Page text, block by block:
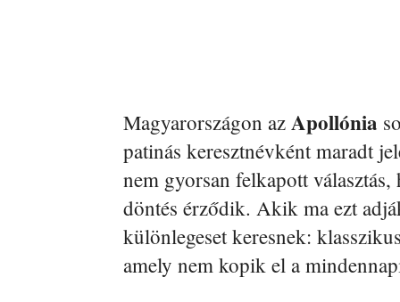
Magyarországon az Apollónia
patinás keresztnévként maradt
nem gyorsan felkapott
döntés érződik. Akik ma ezt
különlegeset keresnek:
amely nem kopik el a